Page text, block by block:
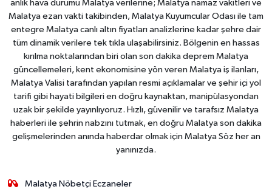
anlık hava durumu Malatya verilerine; Malatya namaz vakitleri ve
Malatya ezan vakti takibinden, Malatya Kuyumcular Odası ile tam
entegre Malatya canlı altın fiyatları analizlerine kadar şehre dair
tüm dinamik verilere tek tıkla ulaşabilirsiniz. Bölgenin en hassas
kırılma noktalarından biri olan son dakika deprem Malatya
güncellemeleri, kent ekonomisine yön veren Malatya iş ilanları,
Malatya Valisi tarafından yapılan resmi açıklamalar ve şehir içi yol
tarifi gibi hayati bilgileri en doğru kaynaktan, manipülasyondan
uzak bir şekilde yayınlıyoruz. Hızlı, güvenilir ve tarafsız Malatya
haberleri ile şehrin nabzını tutmak, en doğru Malatya son dakika
gelişmelerinden anında haberdar olmak için Malatya Söz her an
yanınızda.
Malatya Nöbetçi Eczaneler